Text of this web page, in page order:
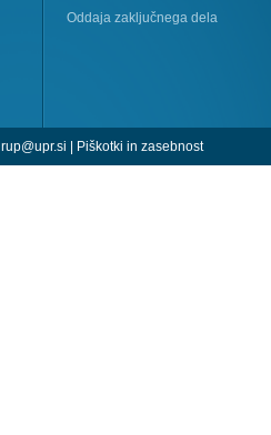
Oddaja zaključnega dela
rup@upr.si | Piškotki in zasebnost